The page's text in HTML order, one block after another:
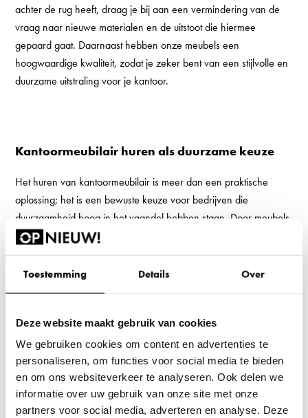
Toestemming Details Over
Deze website maakt gebruik van cookies
We gebruiken cookies om content en advertenties te
personaliseren, om functies voor social media te bieden
en om ons websiteverkeer te analyseren. Ook delen we
informatie over uw gebruik van onze site met onze
partners voor social media, adverteren en analyse. Deze
achter de rug heeft, draag je bij aan een vermindering van de
vraag naar nieuwe materialen en de uitstoot die hiermee
gepaard gaat. Daarnaast hebben onze meubels een
hoogwaardige kwaliteit, zodat je zeker bent van een stijlvolle en
duurzame uitstraling voor je kantoor.
Kantoormeubilair huren als duurzame keuze
Het huren van kantoormeubilair is meer dan een praktische
oplossing; het is een bewuste keuze voor bedrijven die
duurzaamheid hoog in het vaandel hebben staan. Door meubels
te huren, draag je bij aan een circulaire economie en maak je je
bedrijf flexibel en toekomstbestendig.
Conclusie
Kantoormeubilair huren is een duurzame keuze
: het is flexibel,
kostenefficiënt en duurzaam. Bij OPNIEUW! helpen we je graag
om jouw werkplek in te richten met onze circulaire
meubeloplossingen. Of je nu tijdelijk wilt huren of op zoek bent